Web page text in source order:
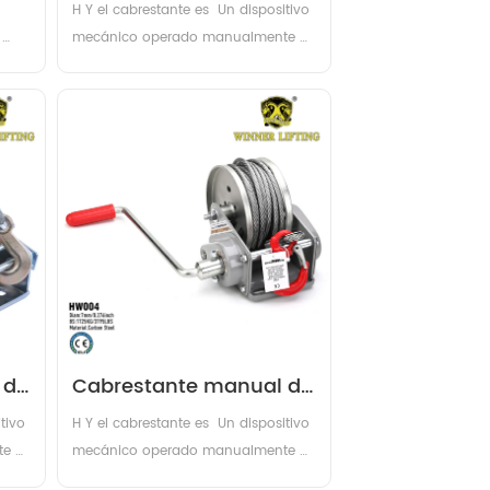
a
Cabrestante extractor
H Y el cabrestante es  Un dispositivo
mecánico operado manualmente
asegurar cargas pesadas . Consiste
en un tambor o carrete, una manija
y un mecanismo de engranajes que
enrolla un cable o cuerda cuando
se gira la man...
Cabrestante manual de
tracción manual
Cabrestante extractor
H Y el cabrestante es  Un dispositivo
mecánico operado manualmente